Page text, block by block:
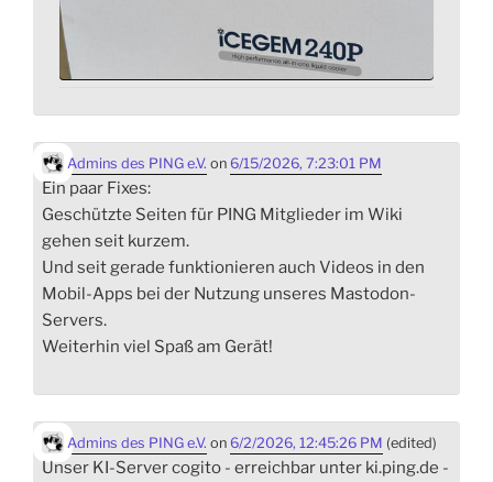
Admins des PING e.V. on 6/15/2026, 7:23:01 PM
Ein paar Fixes:
Geschützte Seiten für PING Mitglieder im Wiki
gehen seit kurzem.
Und seit gerade funktionieren auch Videos in den
Mobil-Apps bei der Nutzung unseres Mastodon-
Servers.
Weiterhin viel Spaß am Gerät!
Admins des PING e.V. on 6/2/2026, 12:45:26 PM (edited)
Unser KI-Server cogito - erreichbar unter ki.ping.de -